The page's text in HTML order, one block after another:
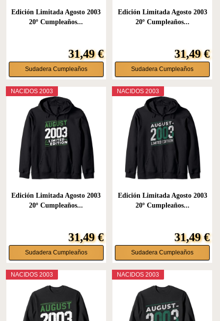
Edición Limitada Agosto 2003
20º Cumpleaños...
31,49 €
Sudadera Cumpleaños
Edición Limitada Agosto 2003
20º Cumpleaños...
31,49 €
Sudadera Cumpleaños
NACIDOS 2003
Edición Limitada Agosto 2003
20º Cumpleaños...
31,49 €
Sudadera Cumpleaños
NACIDOS 2003
Edición Limitada Agosto 2003
20º Cumpleaños...
31,49 €
Sudadera Cumpleaños
NACIDOS 2003 NACIDOS 2003